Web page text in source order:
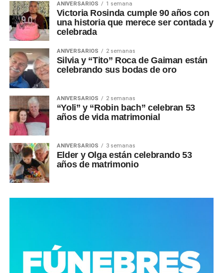
ANIVERSARIOS 1 semana
Victoria Rosinda cumple 90 años con
una historia que merece ser contada y
celebrada
ANIVERSARIOS 2 semanas
Silvia y “Tito” Roca de Gaiman están
celebrando sus bodas de oro
ANIVERSARIOS 2 semanas
“Yoli” y “Robin bach” celebran 53
años de vida matrimonial
ANIVERSARIOS 3 semanas
Elder y Olga están celebrando 53
años de matrimonio